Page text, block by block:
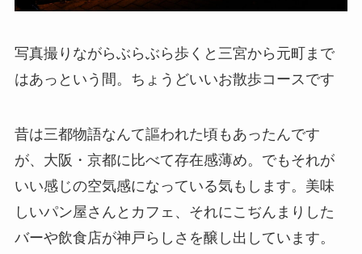
写真撮りながらぶらぶら歩くと三宮から元町まで
はあっという間。ちょうどいいお散歩コースです
昔は三都物語なんて謳われた頃もあったんです
が、大阪・京都に比べて存在感薄め。でもそれが
いい感じの空気感になっている気もします。美味
しいパン屋さんとカフェ、それにこぢんまりした
バーや飲食店が神戸らしさを醸し出しています。